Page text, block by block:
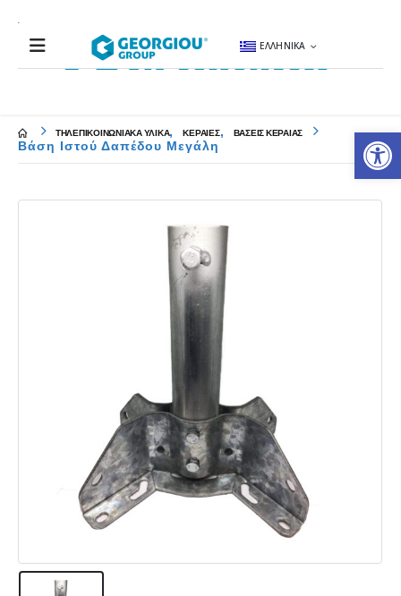
ΕΛΛΗΝΙΚΆ
ΤΗΛΕΠΙΚΟΙΝΩΝΙΑΚΑ ΥΛΙΚΑ, ΚΕΡΑΙΕΣ, ΒΑΣΕΙΣ ΚΕΡΑΙΑΣ
Βάση Ιστού Δαπέδου Μεγάλη